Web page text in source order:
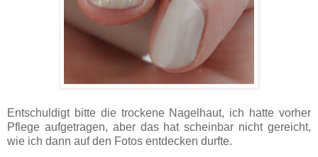
Entschuldigt bitte die trockene Nagelhaut, ich hatte vorher
Pflege aufgetragen, aber das hat scheinbar nicht gereicht,
wie ich dann auf den Fotos entdecken durfte.